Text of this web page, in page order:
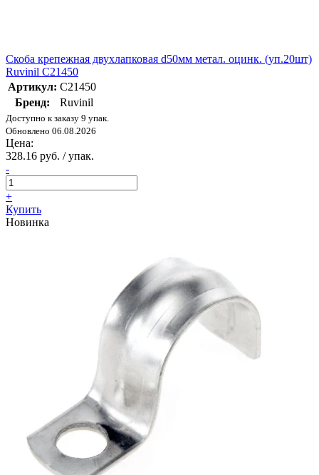
Скоба крепежная двухлапковая d50мм метал. оцинк. (уп.20шт)
Ruvinil С21450
Артикул: С21450
Бренд:
Ruvinil
Доступно к заказу 9 упак.
Обновлено 06.08.2026
Цена:
328.16 руб. / упак.
-
+
Купить
Новинка